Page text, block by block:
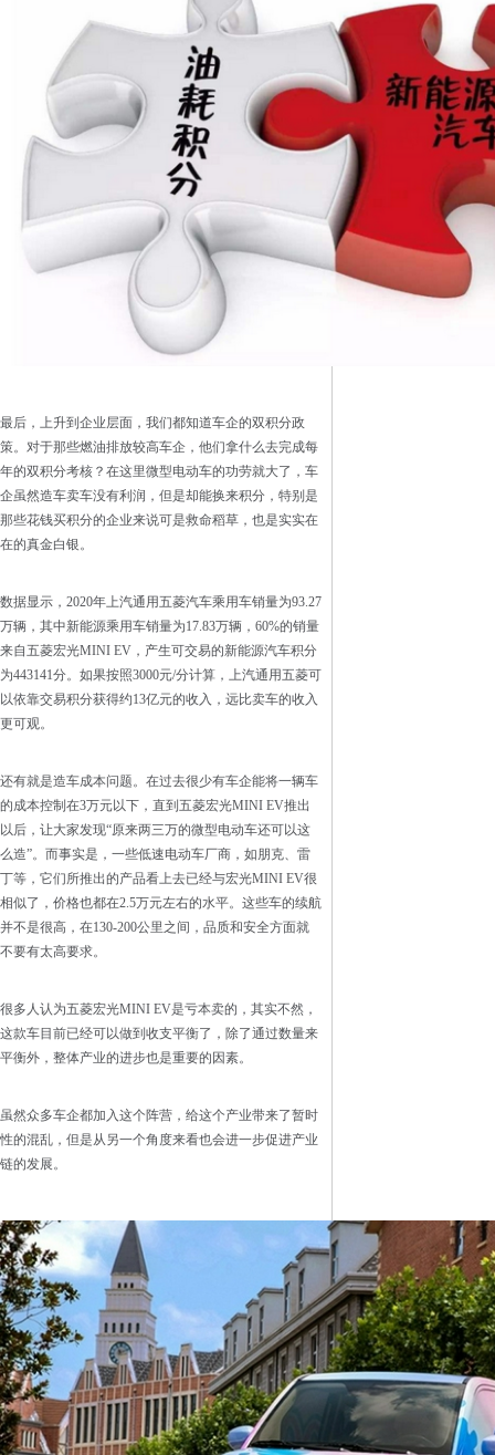
最后，上升到企业层面，我们都知道车企的双积分政
策。对于那些燃油排放较高车企，他们拿什么去完成每
年的双积分考核？在这里微型电动车的功劳就大了，车
企虽然造车卖车没有利润，但是却能换来积分，特别是
那些花钱买积分的企业来说可是救命稻草，也是实实在
在的真金白银。
数据显示，2020年上汽通用五菱汽车乘用车销量为93.27
万辆，其中新能源乘用车销量为17.83万辆，60%的销量
来自五菱宏光MINI EV，产生可交易的新能源汽车积分
为443141分。如果按照3000元/分计算，上汽通用五菱可
以依靠交易积分获得约13亿元的收入，远比卖车的收入
更可观。
还有就是造车成本问题。在过去很少有车企能将一辆车
的成本控制在3万元以下，直到五菱宏光MINI EV推出
以后，让大家发现“原来两三万的微型电动车还可以这
么造”。而事实是，一些低速电动车厂商，如朋克、雷
丁等，它们所推出的产品看上去已经与宏光MINI EV很
相似了，价格也都在2.5万元左右的水平。这些车的续航
并不是很高，在130-200公里之间，品质和安全方面就
不要有太高要求。
很多人认为五菱宏光MINI EV是亏本卖的，其实不然，
这款车目前已经可以做到收支平衡了，除了通过数量来
平衡外，整体产业的进步也是重要的因素。
虽然众多车企都加入这个阵营，给这个产业带来了暂时
性的混乱，但是从另一个角度来看也会进一步促进产业
链的发展。